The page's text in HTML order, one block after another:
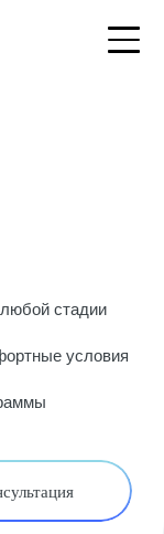
стадии
условия